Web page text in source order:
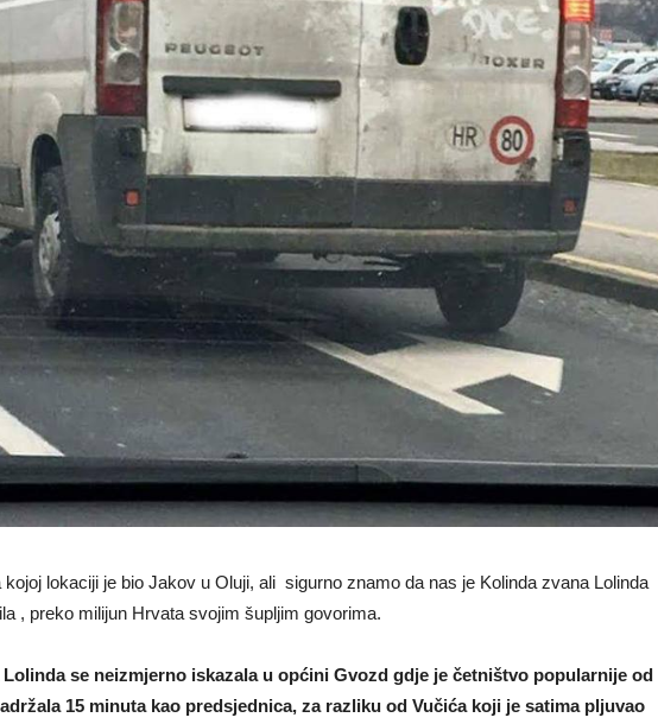
kojoj lokaciji je bio Jakov u Oluji, ali sigurno znamo da nas je Kolinda zvana Lolinda
, preko milijun Hrvata svojim šupljim govorima.
se neizmjerno iskazala u općini Gvozd gdje je četništvo popularnije od
15 minuta kao predsjednica, za razliku od Vučića koji je satima pljuvao